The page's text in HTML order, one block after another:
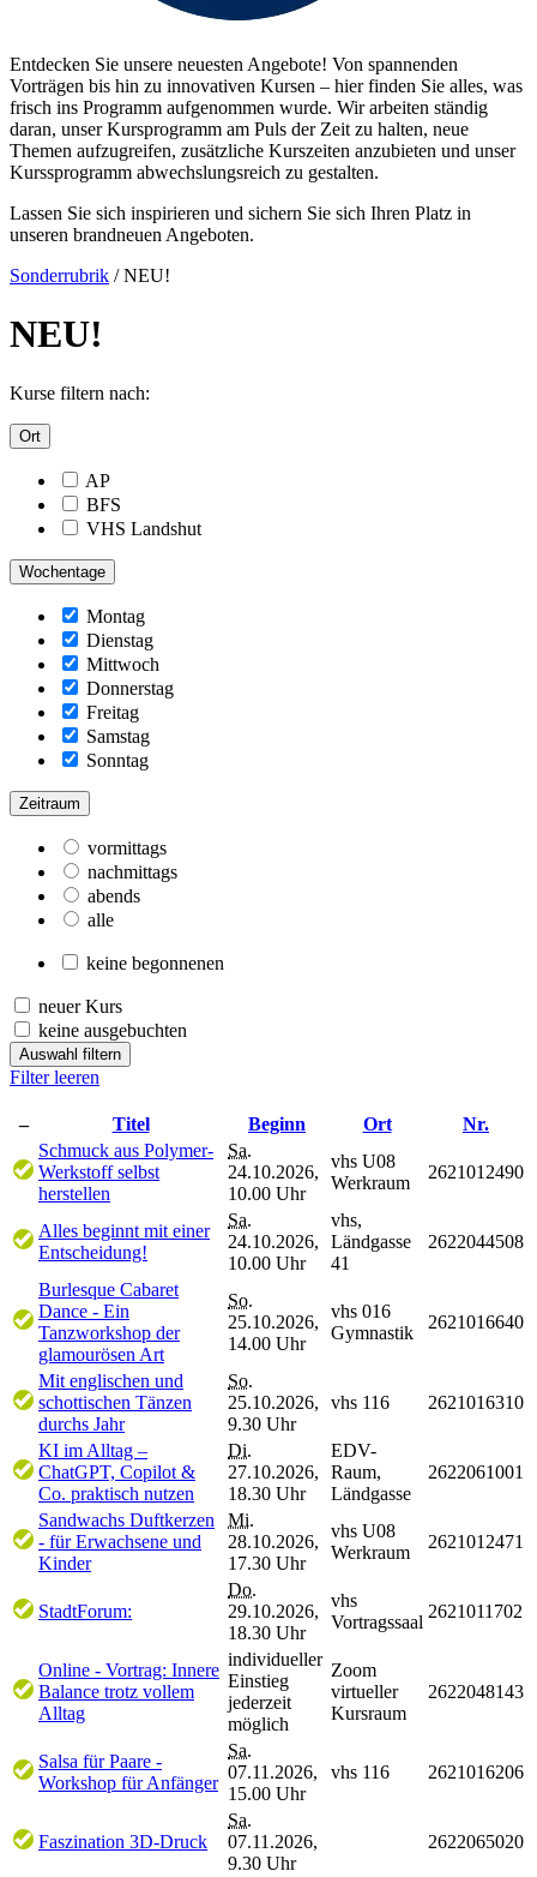
Entdecken Sie unsere neuesten Angebote! Von spannenden
Vorträgen bis hin zu innovativen Kursen – hier finden Sie alles, was
frisch ins Programm aufgenommen wurde. Wir arbeiten ständig
daran, unser Kursprogramm am Puls der Zeit zu halten, neue
Themen aufzugreifen, zusätzliche Kurszeiten anzubieten und unser
Kurssprogramm abwechslungsreich zu gestalten.
Lassen Sie sich inspirieren und sichern Sie sich Ihren Platz in
unseren brandneuen Angeboten.
Sonderrubrik /NEU!
NEU!
Kurse filtern nach:
Ort
AP
BFS
VHS Landshut
Wochentage
Montag
Dienstag
Mittwoch
Donnerstag
Freitag
Samstag
Sonntag
Zeitraum
vormittags
nachmittags
abends
alle
keine begonnenen
neuer Kurs
keine ausgebuchten
Auswahl filtern
Filter leeren
– Titel Beginn Ort
Nr.
Schmuck aus Polymer-
Werkstoff selbst
herstellen
Sa.
24.10.2026,
10.00 Uhr
vhs U08
Werkraum
2621012490
Alles beginnt mit einer
Entscheidung!
Sa.
24.10.2026,
10.00 Uhr
vhs,
Ländgasse
41
2622044508
Burlesque Cabaret
Dance - Ein
Tanzworkshop der
glamourösen Art
So.
25.10.2026,
14.00 Uhr
vhs 016
Gymnastik
2621016640
Mit englischen und
schottischen Tänzen
durchs Jahr
So.
25.10.2026,
9.30 Uhr
vhs 116 2621016310
KI im Alltag –
ChatGPT, Copilot &
Co. praktisch nutzen
Di.
27.10.2026,
18.30 Uhr
EDV-
Raum,
Ländgasse
2622061001
Sandwachs Duftkerzen
- für Erwachsene und
Kinder
Mi.
28.10.2026,
17.30 Uhr
vhs U08
Werkraum
2621012471
StadtForum:
Do.
29.10.2026,
18.30 Uhr
vhs
Vortragssaal
2621011702
Online - Vortrag: Innere
Balance trotz vollem
Alltag
individueller
Einstieg
jederzeit
möglich
Zoom
virtueller
Kursraum
2622048143
Salsa für Paare -
Workshop für Anfänger
Sa.
07.11.2026,
15.00 Uhr
vhs 116 2621016206
Faszination 3D-Druck
Sa.
07.11.2026,
9.30 Uhr
2622065020